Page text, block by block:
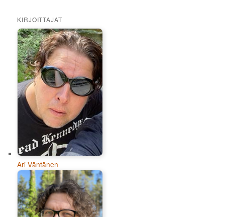
KIRJOITTAJAT
Ari Väntänen